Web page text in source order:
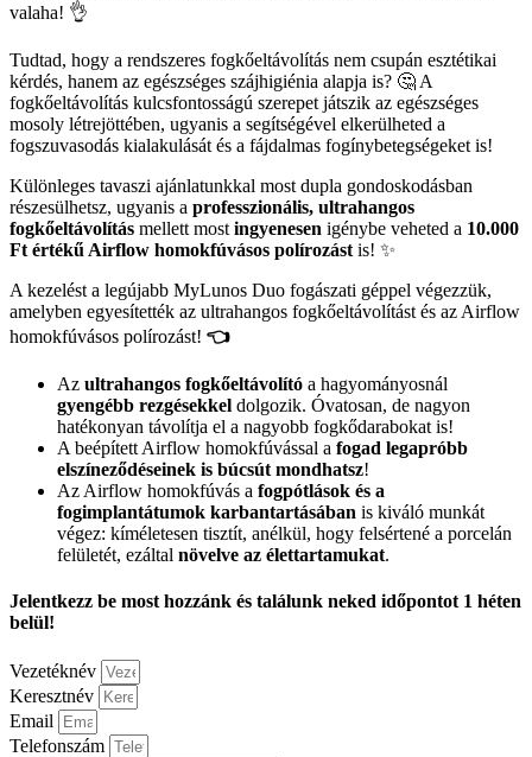
valaha! 👌
Tudtad, hogy a rendszeres fogkőeltávolítás nem csupán esztétikai
kérdés, hanem az egészséges szájhigiénia alapja is? 🤔 A
fogkőeltávolítás kulcsfontosságú szerepet játszik az egészséges
mosoly létrejöttében, ugyanis a segítségével elkerülheted a
fogszuvasodás kialakulását és a fájdalmas fogínybetegségeket is!
Különleges tavaszi ajánlatunkkal most dupla gondoskodásban
részesülhetsz, ugyanis a professzionális, ultrahangos
fogkőeltávolítás mellett most ingyenesen igénybe veheted a 10.000
Ft értékű Airflow homokfúvásos polírozást is! ✨
A kezelést a legújabb MyLunos Duo fogászati géppel végezzük,
amelyben egyesítették az ultrahangos fogkőeltávolítást és az Airflow
homokfúvásos polírozást! 👈
Az ultrahangos fogkőeltávolító a hagyományosnál
gyengébb rezgésekkel dolgozik. Óvatosan, de nagyon
hatékonyan távolítja el a nagyobb fogkődarabokat is!
A beépített Airflow homokfúvással a fogad legapróbb
elszíneződéseinek is búcsút mondhatsz!
Az Airflow homokfúvás a fogpótlások és a
fogimplantátumok karbantartásában is kiváló munkát
végez: kíméletesen tisztít, anélkül, hogy felsértené a porcelán
felületét, ezáltal növelve az élettartamukat.
Jelentkezz be most hozzánk és találunk neked időpontot 1 héten
belül!
Vezetéknév
Keresztnév
Email
Telefonszám